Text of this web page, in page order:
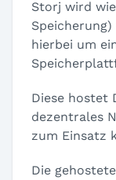
Storj wird
hierbei um
Diese hostet
dezentrales
zum Einsatz
Die